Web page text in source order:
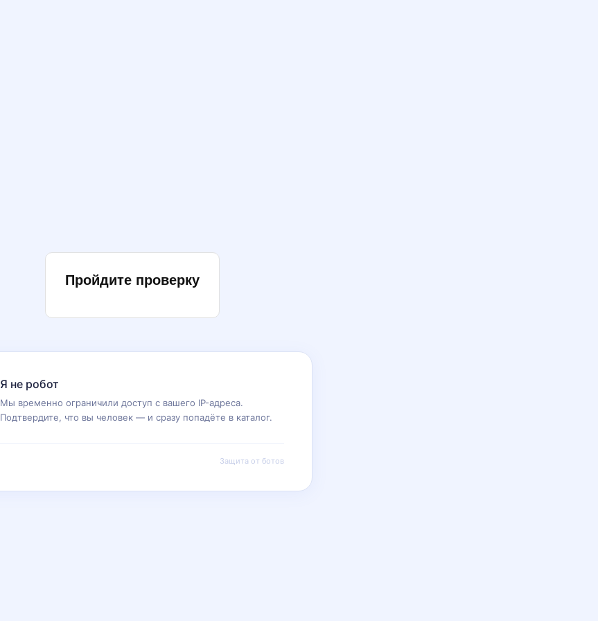
Пройдите проверку
Я не робот
Мы временно ограничили доступ с вашего IP-адреса.
Подтвердите, что вы человек — и сразу попадёте в каталог.
Защита от ботов